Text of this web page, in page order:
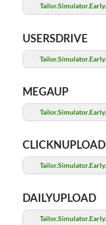
USERSDRIVE
MEGAUP
CLICKNUPLOAD
DAILYUPLOAD